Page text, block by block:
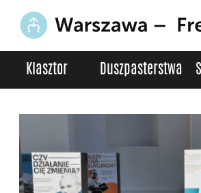
Klasztor Duszpasterstwa